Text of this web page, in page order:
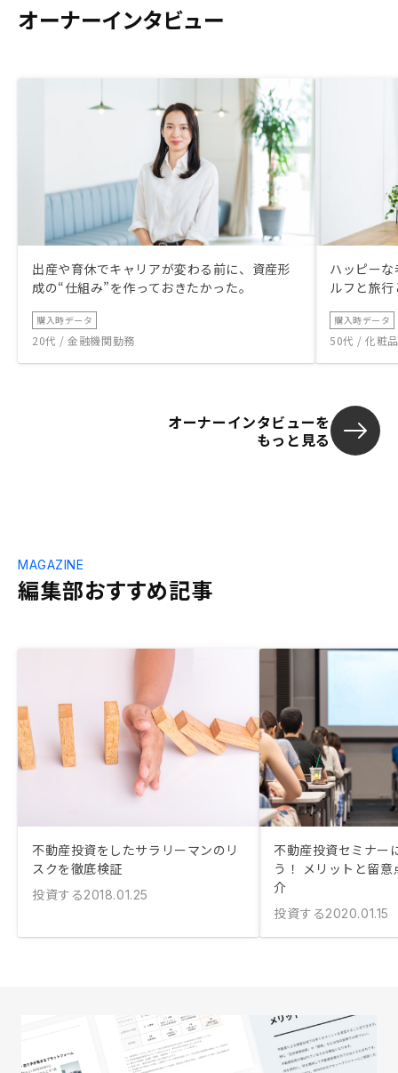
オーナーインタビュー
出産や育休でキャリアが変わる前に、資産形
成の“仕組み”を作っておきたかった。
購入時データ
20代 / 金融機関勤務
ハッピー
ルフと旅
購入時データ
50代 / 化粧
オーナーインタビューを
もっと見る
編集部おすすめ記事
MAGAZINE
不動産投資をしたサラリーマンのリ
スクを徹底検証
投資する2018.01.25
不動産投資セミナー
う！ メリットと留
介
投資する2020.01.15